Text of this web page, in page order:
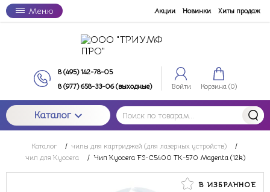
Меню Акции Новинки Хиты продаж
8 (495) 142-78-05
8 (977) 658-33-06 (выходные)
Войти Корзина (0)
Каталог
Каталог / чипы для картриджей (для лазерных устройств)
/
чип для Kyocera
/ Чип Kyocera FS-C5400 TK-570 Magenta (12k)
В ИЗБРАННОЕ